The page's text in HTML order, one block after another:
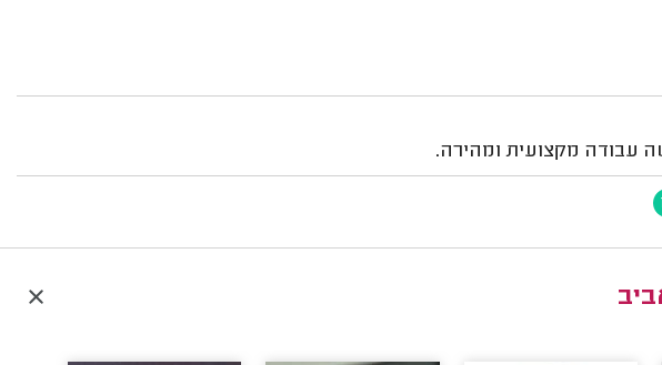
עבודה מקצועית ומהירה.